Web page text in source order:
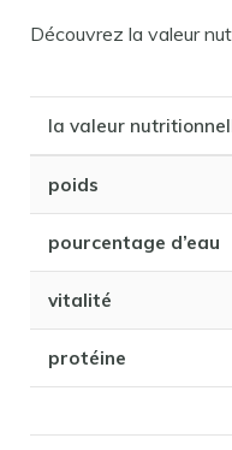
Découvrez la valeur
la valeur
poids
pourcentage d’eau
vitalité
protéine